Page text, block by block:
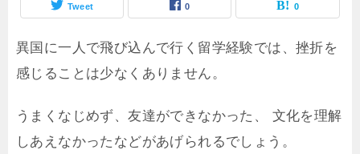
Tweet 0 0
異国に一人で飛び込んで行く留学経験では、挫折を
感じることは少なくありません。
うまくなじめず、友達ができなかった、 文化を理解
しあえなかったなどがあげられるでしょう。